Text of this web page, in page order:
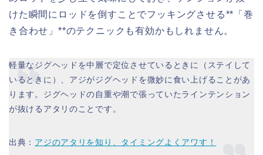
けた瞬間にロッドを倒すことでフッキングさせる**「巻
き合わせ」**のテクニックも有効かもしれません。
軽量なジグヘッドを中層で定位させているときに（ステイして
いるときに）、アジがジグヘッドを微妙に食い上げることがあ
ります。ジグヘッドの自重や潮で張っていたラインテンション
が抜けるアタリのことです。
出典： アジのアタリを知り、タイミングよくアワす！